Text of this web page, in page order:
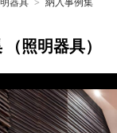
（照明器具）